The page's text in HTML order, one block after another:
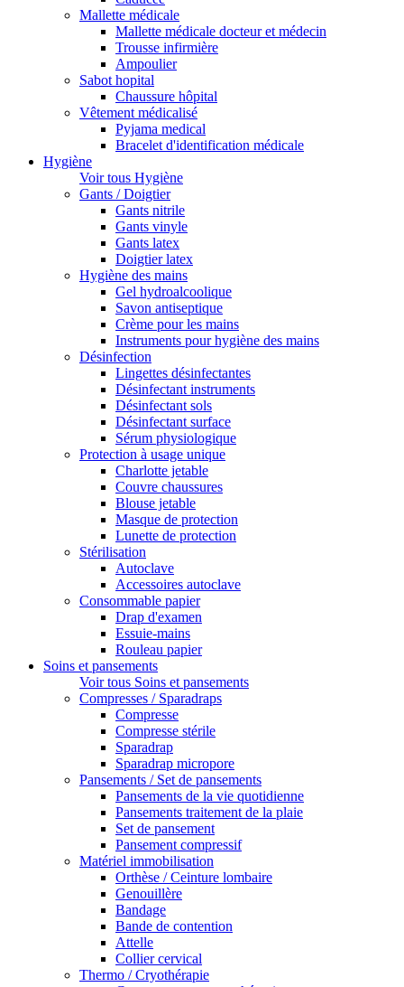
Mallette médicale
Mallette médicale docteur et médecin
Trousse infirmière
Ampoulier
Sabot hopital
Chaussure hôpital
Vêtement médicalisé
Pyjama medical
Bracelet d'identification médicale
Hygiène
Voir tous Hygiène
Gants / Doigtier
Gants nitrile
Gants vinyle
Gants latex
Doigtier latex
Hygiène des mains
Gel hydroalcoolique
Savon antiseptique
Crème pour les mains
Instruments pour hygiène des mains
Désinfection
Lingettes désinfectantes
Désinfectant instruments
Désinfectant sols
Désinfectant surface
Sérum physiologique
Protection à usage unique
Charlotte jetable
Couvre chaussures
Blouse jetable
Masque de protection
Lunette de protection
Stérilisation
Autoclave
Accessoires autoclave
Consommable papier
Drap d'examen
Essuie-mains
Rouleau papier
Soins et pansements
Voir tous Soins et pansements
Compresses / Sparadraps
Compresse
Compresse stérile
Sparadrap
Sparadrap micropore
Pansements / Set de pansements
Pansements de la vie quotidienne
Pansements traitement de la plaie
Set de pansement
Pansement compressif
Matériel immobilisation
Orthèse / Ceinture lombaire
Genouillère
Bandage
Bande de contention
Attelle
Collier cervical
Thermo / Cryothérapie